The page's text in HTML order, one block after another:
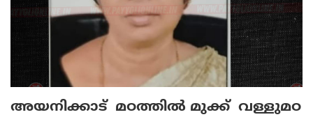
അയനിക്കാട് മഠത്തിൽ മുക്ക് വള്ളുമഠ